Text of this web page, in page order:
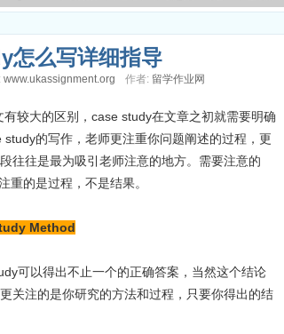
怎么写详细指导
www.ukassignment.org 作者: 留学作业网
较大的区别，case study在文章之初就需要明确
的写作，老师更注重你问题阐述的过程，更
往往是最为吸引老师注意的地方。需要注意的
重的是过程，不是结果。
Method
可以得出不止一个的正确答案，当然这个结论
关注的是你研究的方法和过程，只要你得出的结